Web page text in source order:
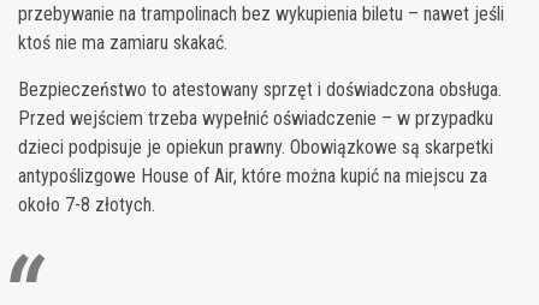
przebywanie na trampolinach bez wykupienia biletu – nawet jeśli
ktoś nie ma zamiaru skakać.
Bezpieczeństwo to atestowany sprzęt i doświadczona obsługa.
Przed wejściem trzeba wypełnić oświadczenie – w przypadku
dzieci podpisuje je opiekun prawny. Obowiązkowe są skarpetki
antypoślizgowe House of Air, które można kupić na miejscu za
około 7-8 złotych.